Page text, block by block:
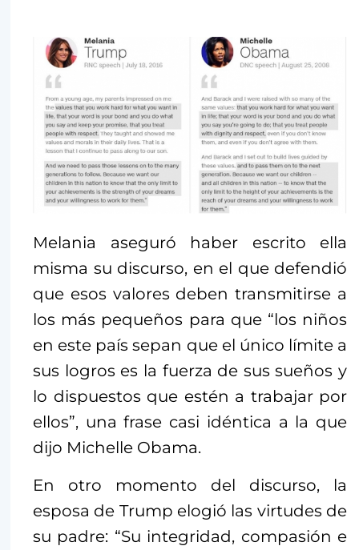
Melania aseguró haber escrito ella
misma su discurso, en el que defendió
que esos valores deben transmitirse a
los más pequeños para que “los niños
en este país sepan que el único límite a
sus logros es la fuerza de sus sueños y
lo dispuestos que estén a trabajar por
ellos”, una frase casi idéntica a la que
dijo Michelle Obama.
En otro momento del discurso, la
esposa de Trump elogió las virtudes de
su padre: “Su integridad, compasión e